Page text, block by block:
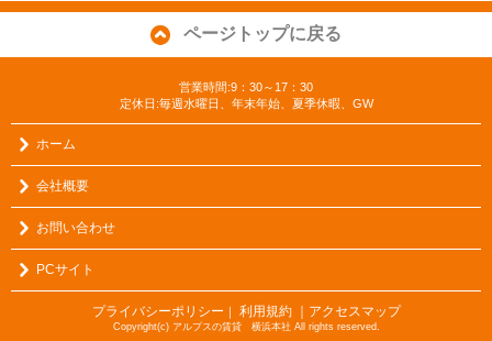
ページトップに戻る
営業時間:9：30～17：30
定休日:毎週水曜日、年末年始、夏季休暇、GW
ホーム
会社概要
お問い合わせ
PCサイト
プライバシーポリシー ｜ 利用規約 ｜アクセスマップ
Copyright(c) アルプスの賃貸 横浜本社 All rights reserved.